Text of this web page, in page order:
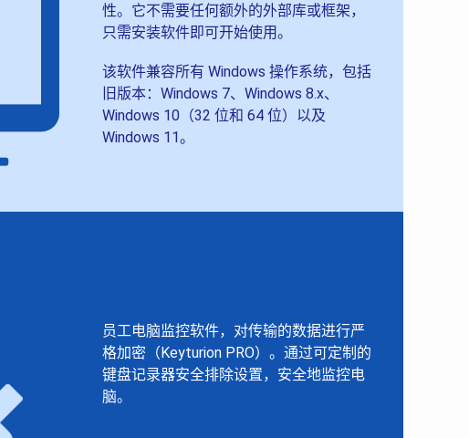
性。它不需要任何额外的外部库或框架，
只需安装软件即可开始使用。
该软件兼容所有 Windows 操作系统，包括
旧版本：Windows 7、Windows 8.x、
Windows 10（32 位和 64 位）以及
Windows 11。
员工电脑监控软件，对传输的数据进行严
格加密（Keyturion PRO）。通过可定制的
键盘记录器安全排除设置，安全地监控电
脑。